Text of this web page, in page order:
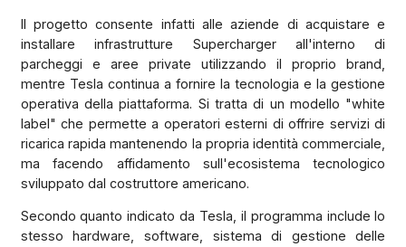
Il progetto consente infatti alle aziende di acquistare e
installare infrastrutture Supercharger all'interno di
parcheggi e aree private utilizzando il proprio brand,
mentre Tesla continua a fornire la tecnologia e la gestione
operativa della piattaforma. Si tratta di un modello "white
label" che permette a operatori esterni di offrire servizi di
ricarica rapida mantenendo la propria identità commerciale,
ma facendo affidamento sull'ecosistema tecnologico
sviluppato dal costruttore americano.
Secondo quanto indicato da Tesla, il programma include lo
stesso hardware, software, sistema di gestione delle